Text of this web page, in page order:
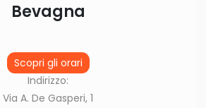
Bevagna
Scopri gli orari
Indirizzo:
Via A. De Gasperi, 1